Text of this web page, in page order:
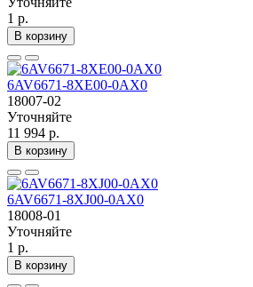
1 р.
В корзину
6AV6671-8XE00-0AX0
18007-02
Уточняйте
11 994 р.
В корзину
6AV6671-8XJ00-0AX0
18008-01
Уточняйте
1 р.
В корзину